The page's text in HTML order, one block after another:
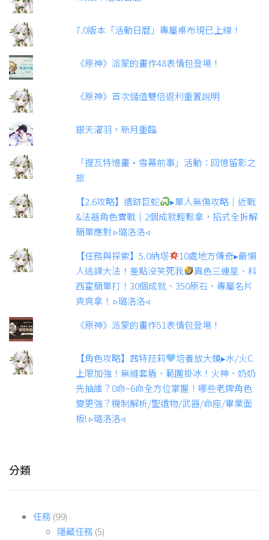
7.0版本「活動日曆」專屬桌布現已上線！
《原神》派蒙的畫作48表情包登場！
《原神》首次儲值雙倍返利重置說明
銀天濯羽，新月重臨
「提瓦特憶畫·雪幕前事」活動：回憶留影之
旅
【2.6攻略】遺跡巨蛇
▸單人無傷攻略｜近戰
&法器角色實戰｜2個成就輕鬆拿，招式全拆解
簡單應對 ▹璐洛洛◃
【任務與探索】5.0納塔
10處地方傳奇▸最懶
人逃課大法！差點沒笑死我
異色三連星、科
西霍簡單打！30個成就、350原石、專屬名片
爽爽拿！ ▹璐洛洛◃
《原神》派蒙的畫作51表情包登場！
【角色攻略】茜特菈莉
培養放大鏡▸水/火C
上限加強！無縫套盾、範圍掛冰！火神、奶奶
先抽誰？0命~6命全方位掌握！哪些老牌角色
變更強？機制解析/聖遺物/武器/命座/畢業面
板! ▹璐洛洛◃
分類
任務 (99)
隱藏任務 (5)